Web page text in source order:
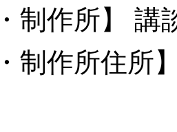
制作所】 講
制作所住所